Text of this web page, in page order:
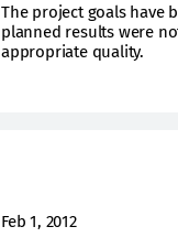
The project goals have
planned results were
appropriate quality.
Feb 1, 2012